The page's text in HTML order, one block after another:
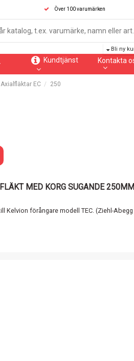
Över 100 varumärken
Kundtjänst Kontakta
Bli ny
Axialfläktar EC 250
MED KORG SUGANDE
Kelvion förångare modell TEC. (Ziehl-Abegg